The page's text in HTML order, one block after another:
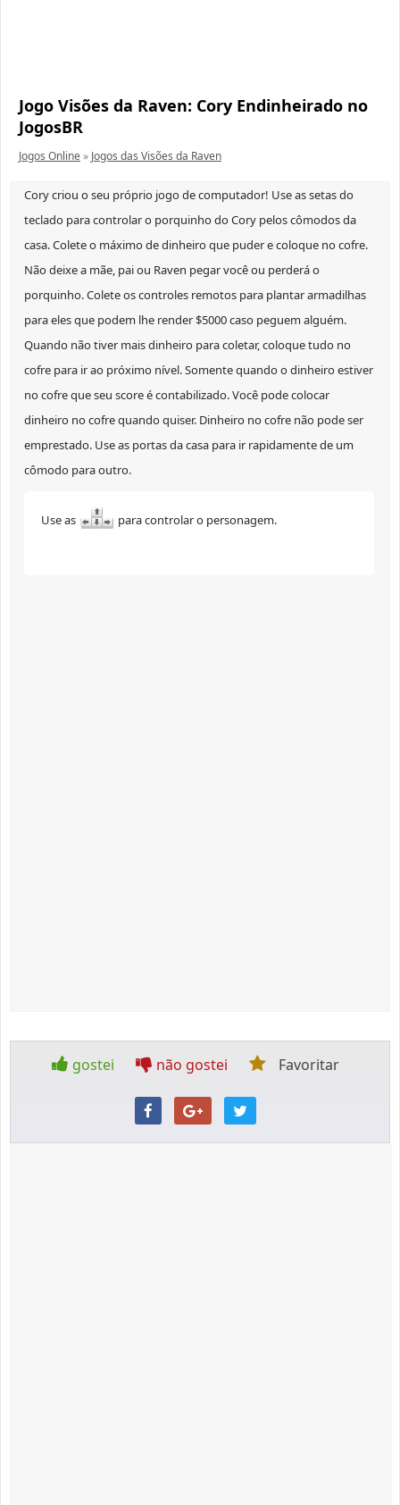
Jogo Visões da Raven: Cory Endinheirado no
JogosBR
Jogos Online» Jogos das Visões da Raven
Cory criou o seu próprio jogo de computador! Use as setas do
teclado para controlar o porquinho do Cory pelos cômodos da
casa. Colete o máximo de dinheiro que puder e coloque no cofre.
Não deixe a mãe, pai ou Raven pegar você ou perderá o
porquinho. Colete os controles remotos para plantar armadilhas
para eles que podem lhe render $5000 caso peguem alguém.
Quando não tiver mais dinheiro para coletar, coloque tudo no
cofre para ir ao próximo nível. Somente quando o dinheiro estiver
no cofre que seu score é contabilizado. Você pode colocar
dinheiro no cofre quando quiser. Dinheiro no cofre não pode ser
emprestado. Use as portas da casa para ir rapidamente de um
cômodo para outro.
Use as para controlar o personagem.
gostei não gostei Favoritar